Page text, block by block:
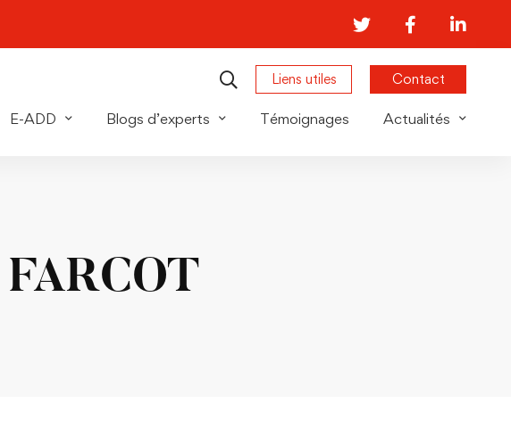
Liens utiles Contact
E-ADD Blogs d’experts Témoignages Actualités